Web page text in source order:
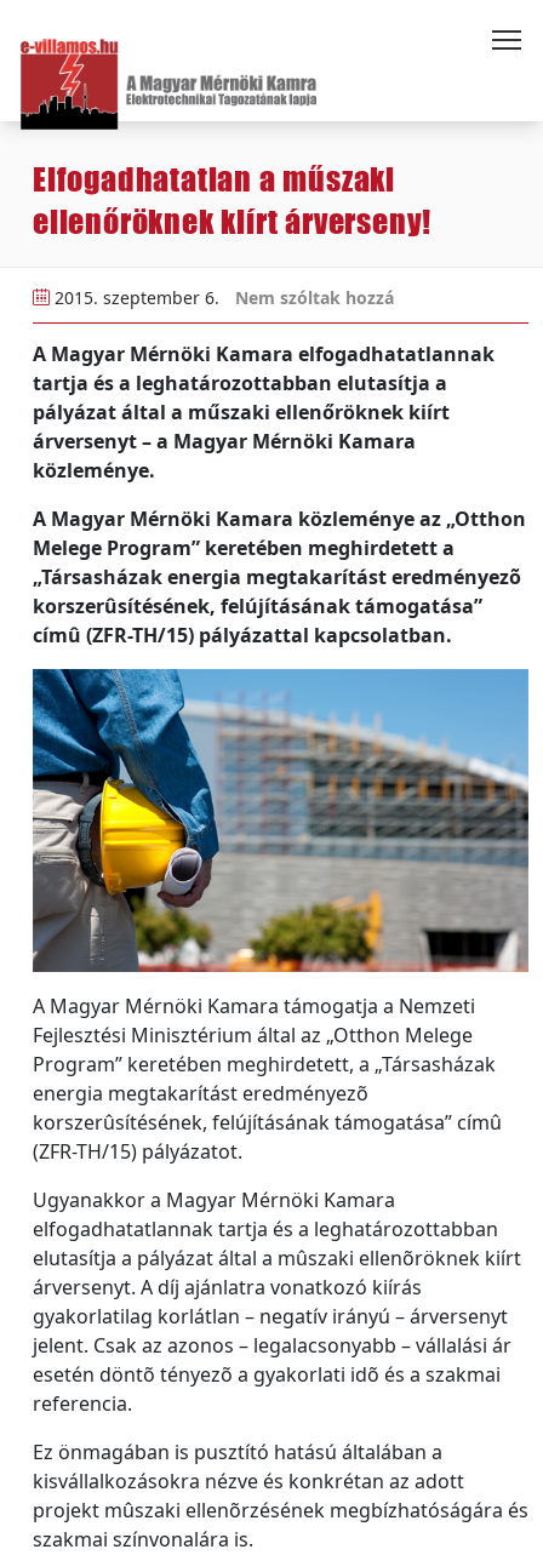
Elfogadhatatlan a műszaki
ellenőröknek kiírt árverseny!
2015. szeptember 6. Nem szóltak hozzá
A Magyar Mérnöki Kamara elfogadhatatlannak
tartja és a leghatározottabban elutasítja a
pályázat által a műszaki ellenőröknek kiírt
árversenyt – a Magyar Mérnöki Kamara
közleménye.
A Magyar Mérnöki Kamara közleménye az „Otthon
Melege Program” keretében meghirdetett a
„Társasházak energia megtakarítást eredményezõ
korszerûsítésének, felújításának támogatása”
címû (ZFR-TH/15) pályázattal kapcsolatban.
A Magyar Mérnöki Kamara támogatja a Nemzeti
Fejlesztési Minisztérium által az „Otthon Melege
Program” keretében meghirdetett, a „Társasházak
energia megtakarítást eredményezõ
korszerûsítésének, felújításának támogatása” címû
(ZFR-TH/15) pályázatot.
Ugyanakkor a Magyar Mérnöki Kamara
elfogadhatatlannak tartja és a leghatározottabban
elutasítja a pályázat által a mûszaki ellenõröknek kiírt
árversenyt. A díj ajánlatra vonatkozó kiírás
gyakorlatilag korlátlan – negatív irányú – árversenyt
jelent. Csak az azonos – legalacsonyabb – vállalási ár
esetén döntõ tényezõ a gyakorlati idõ és a szakmai
referencia.
Ez önmagában is pusztító hatású általában a
kisvállalkozásokra nézve és konkrétan az adott
projekt mûszaki ellenõrzésének megbízhatóságára és
szakmai színvonalára is.